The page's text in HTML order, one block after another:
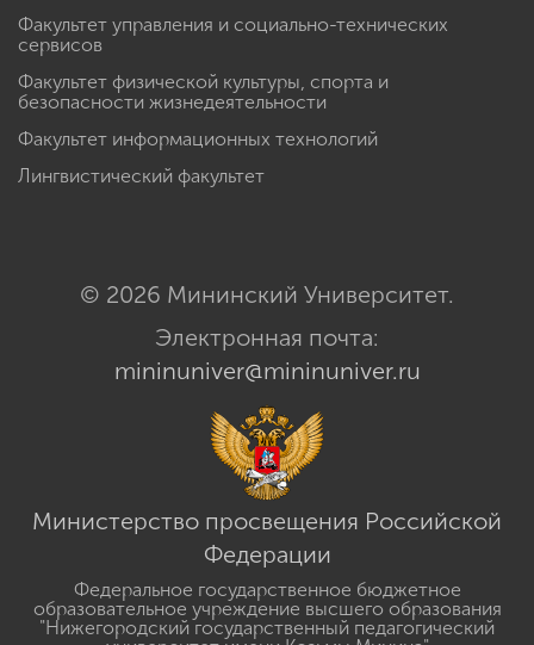
Факультет управления и социально-технических
сервисов
Факультет физической культуры, спорта и
безопасности жизнедеятельности
Факультет информационных технологий
Лингвистический факультет
© 2026 Мининский Университет.
Электронная почта:
mininuniver@mininuniver.ru
Министерство просвещения Российской
Федерации
Федеральное государственное бюджетное
образовательное учреждение высшего образования
"Нижегородский государственный педагогический